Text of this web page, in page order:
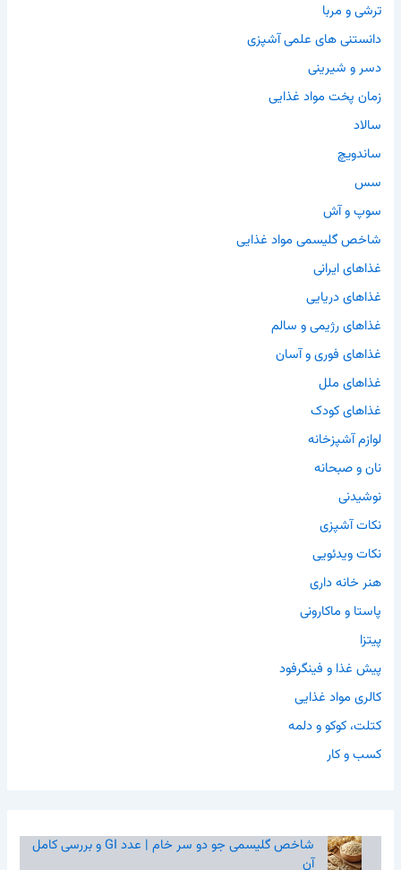
ترشی و مربا
دانستنی های علمی آشپزی
دسر و شیرینی
زمان پخت مواد غذایی
سالاد
ساندویچ
سس
سوپ و آش
شاخص گلیسمی مواد غذایی
غذاهای ایرانی
غذاهای دریایی
غذاهای رژیمی و سالم
غذاهای فوری و آسان
غذاهای ملل
غذاهای کودک
لوازم آشپزخانه
نان و صبحانه
نوشیدنی
نکات آشپزی
نکات ویدئویی
هنر خانه داری
پاستا و ماکارونی
پیتزا
پیش غذا و فینگرفود
کالری مواد غذایی
کتلت، کوکو و دلمه
کسب و کار
شاخص گلیسمی جو دو سر خام | عدد GI و بررسی کامل
آن